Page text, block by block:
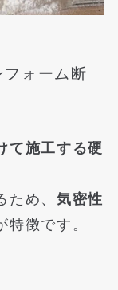
ォーム断
て施工する硬
め、 気密性
特徴です。